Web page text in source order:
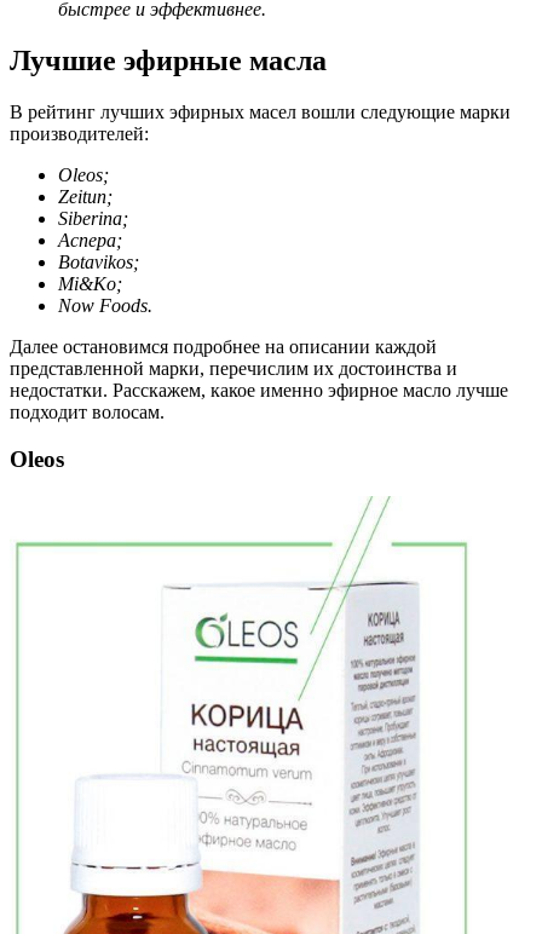
быстрее и эффективнее.
Лучшие эфирные масла
В рейтинг лучших эфирных масел вошли следующие марки
производителей:
Oleos;
Zeitun;
Siberina;
Аспера;
Botavikos;
Mi&Ko;
Now Foods.
Далее остановимся подробнее на описании каждой
представленной марки, перечислим их достоинства и
недостатки. Расскажем, какое именно эфирное масло лучше
подходит волосам.
Oleos